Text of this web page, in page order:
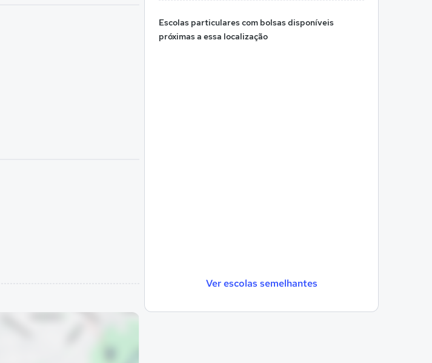
Escolas particulares com bolsas disponíveis
próximas a essa localização
Ver escolas semelhantes